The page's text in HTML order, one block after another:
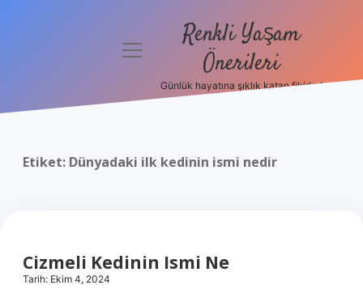
Politikası
menüyü
Renkli Yaşam
Önerileri
Günlük hayatına şıklık katan fikirler!
Etiket: Dünyadaki ilk kedinin ismi nedir
Cizmeli Kedinin Ismi Ne
Tarih: Ekim 4, 2024